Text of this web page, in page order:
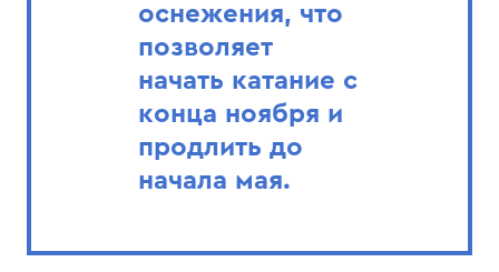
оснежения, что
позволяет
начать катание с
конца ноября и
продлить до
начала мая.